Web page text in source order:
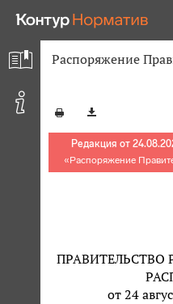
Распоряжение
Редакция от
«Распоряжение
ПРАВИТЕЛЬСТВО
от 24